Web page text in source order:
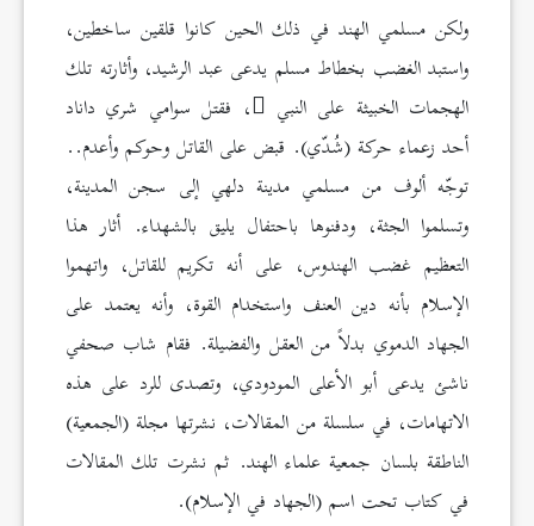
ولكن مسلمي الهند في ذلك الحين كانوا قلقين ساخطين،
واستبد الغضب بخطاط مسلم يدعى عبد الرشيد، وأثارته تلك
الهجمات الخبيثة على النبي
، فقتل سوامي شري داناد
أحد زعماء حركة (شُدّي). قبض على القاتل وحوكم وأعدم..
توجّه ألوف من مسلمي مدينة دلهي إلى سجن المدينة،
وتسلموا الجثة، ودفنوها باحتفال يليق بالشهداء. أثار هذا
التعظيم غضب الهندوس، على أنه تكريم للقاتل، واتهموا
الإسلام بأنه دين العنف واستخدام القوة، وأنه يعتمد على
الجهاد الدموي بدلاً من العقل والفضيلة. فقام شاب صحفي
ناشئ يدعى أبو الأعلى المودودي، وتصدى للرد على هذه
الاتهامات، في سلسلة من المقالات، نشرتها مجلة (الجمعية)
الناطقة بلسان جمعية علماء الهند. ثم نشرت تلك المقالات
في كتاب تحت اسم (الجهاد في الإسلام).